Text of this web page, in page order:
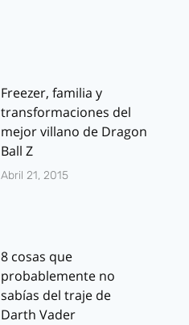
Freezer, familia y
transformaciones del
mejor villano de Dragon
Ball Z
Abril 21, 2015
8 cosas que
probablemente no
sabías del traje de
Darth Vader